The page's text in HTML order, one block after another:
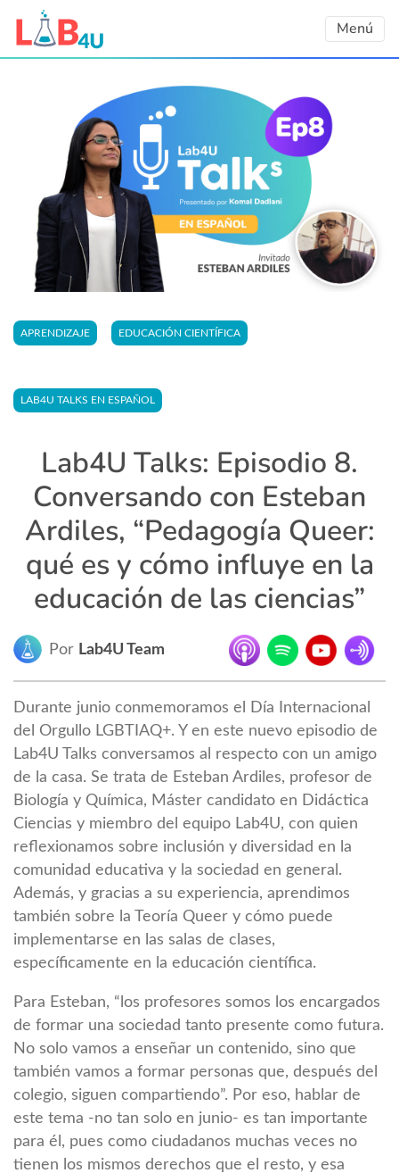
Menú
APRENDIZAJE EDUCACIÓN CIENTÍFICA
LAB4U TALKS EN ESPAÑOL
Lab4U Talks: Episodio 8.
Conversando con Esteban
Ardiles, “Pedagogía Queer:
qué es y cómo influye en la
educación de las ciencias”
Por Lab4U Team
Durante junio conmemoramos el Día Internacional
del Orgullo LGBTIAQ+. Y en este nuevo episodio de
Lab4U Talks conversamos al respecto con un amigo
de la casa. Se trata de Esteban Ardiles, profesor de
Biología y Química, Máster candidato en Didáctica
Ciencias y miembro del equipo Lab4U, con quien
reflexionamos sobre inclusión y diversidad en la
comunidad educativa y la sociedad en general.
Además, y gracias a su experiencia, aprendimos
también sobre la Teoría Queer y cómo puede
implementarse en las salas de clases,
específicamente en la educación científica.
Para Esteban, “los profesores somos los encargados
de formar una sociedad tanto presente como futura.
No solo vamos a enseñar un contenido, sino que
también vamos a formar personas que, después del
colegio, siguen compartiendo”. Por eso, hablar de
este tema -no tan solo en junio- es tan importante
para él, pues como ciudadanos muchas veces no
tienen los mismos derechos que el resto, y esa